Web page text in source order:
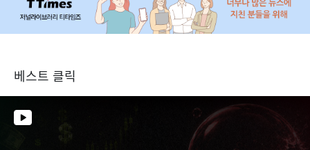
베스트 클릭